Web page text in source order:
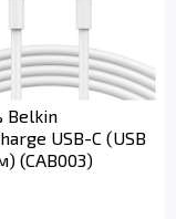
Belkin
USB-C (USB
(CAB003)